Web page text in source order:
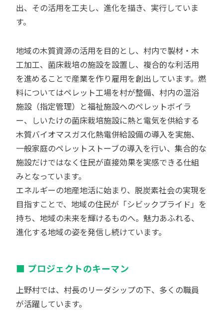
出、その活用を工夫し、進化を描き、実行していま
す。
地域の木質資源の活用を目的とし、村内で製材・木
工加工、菌床栽培の施設を設置し、複合的な利活用
を進めることで産業を作り雇用を創出しています。燃
料についてはペレット工場を村が整備、村内の温浴
施設（指定管理）と福祉施設へのペレットボイラ
ー、しいたけの菌床栽培施設に熱と電気を供給する
木質バイオマスガス化熱電併給設備の導入を実施、
一般家庭のペレットストーブの導入を行い、集合的な
施設だけではなく住民が直接効果を実感できる仕組
みとなっています。
エネルギーの地産地活に始まり、脱炭素社会の実現を
目指すことで、地域の住民が「シビックプライド」を
持ち、地域の未来を輝けるものへ。魅力あふれる、
進化する地域の姿を発信し続けています。
プロジェクトのキーマン
上野村では、村長のリーダシップの下、多くの職員
が活躍しています。